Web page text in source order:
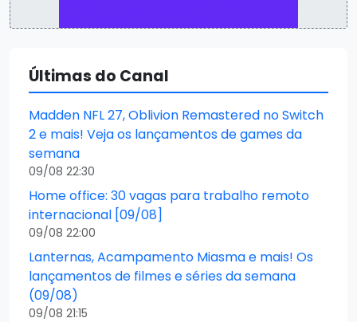
Últimas do Canal
Madden NFL 27, Oblivion Remastered no Switch
2 e mais! Veja os lançamentos de games da
semana
09/08 22:30
Home office: 30 vagas para trabalho remoto
internacional [09/08]
09/08 22:00
Lanternas, Acampamento Miasma e mais! Os
lançamentos de filmes e séries da semana
(09/08)
09/08 21:15